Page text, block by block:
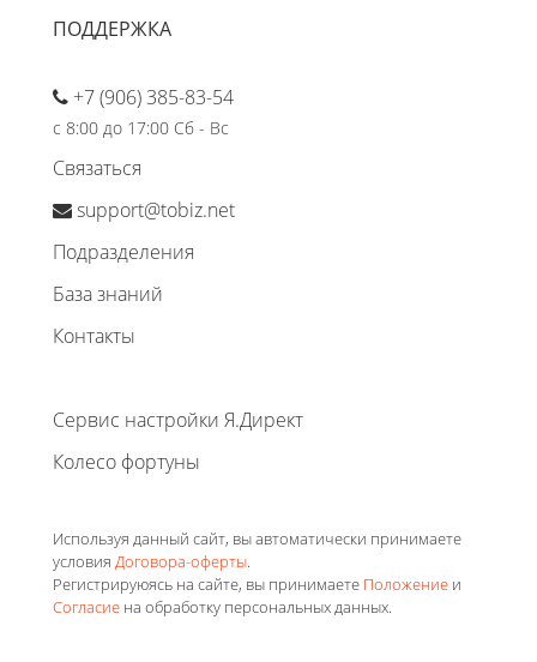
ПОДДЕРЖКА
+7 (906) 385-83-54
с 8:00 до 17:00 Сб - Вс
Связаться
support@tobiz.net
Подразделения
База знаний
Контакты
Сервис настройки Я.Директ
Колесо фортуны
Используя данный сайт, вы автоматически принимаете
условия Договора-оферты.
Регистрируюясь на сайте, вы принимаете Положение и
Согласие на обработку персональных данных.